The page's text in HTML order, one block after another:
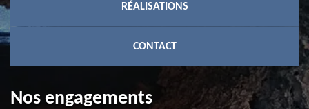
RÉALISATIONS
CONTACT
Nos engagements